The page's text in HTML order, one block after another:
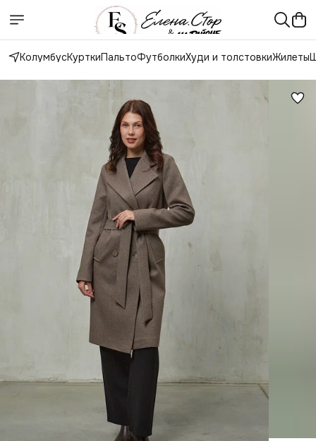
КолумбусКурткиПальтоФутболкиХуди и толстовкиЖилеты